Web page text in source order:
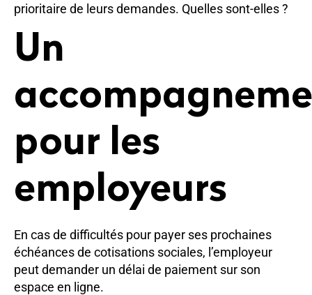
prioritaire de leurs demandes. Quelles sont-elles ?
Un
pour les
employeurs
En cas de difficultés pour payer ses prochaines
échéances de cotisations sociales, l’employeur
peut demander un délai de paiement sur son
espace en ligne.